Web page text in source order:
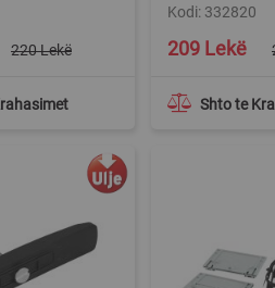
220 Lekë
Kodi: 332820
Shto te
Special
Price
209 Lekë